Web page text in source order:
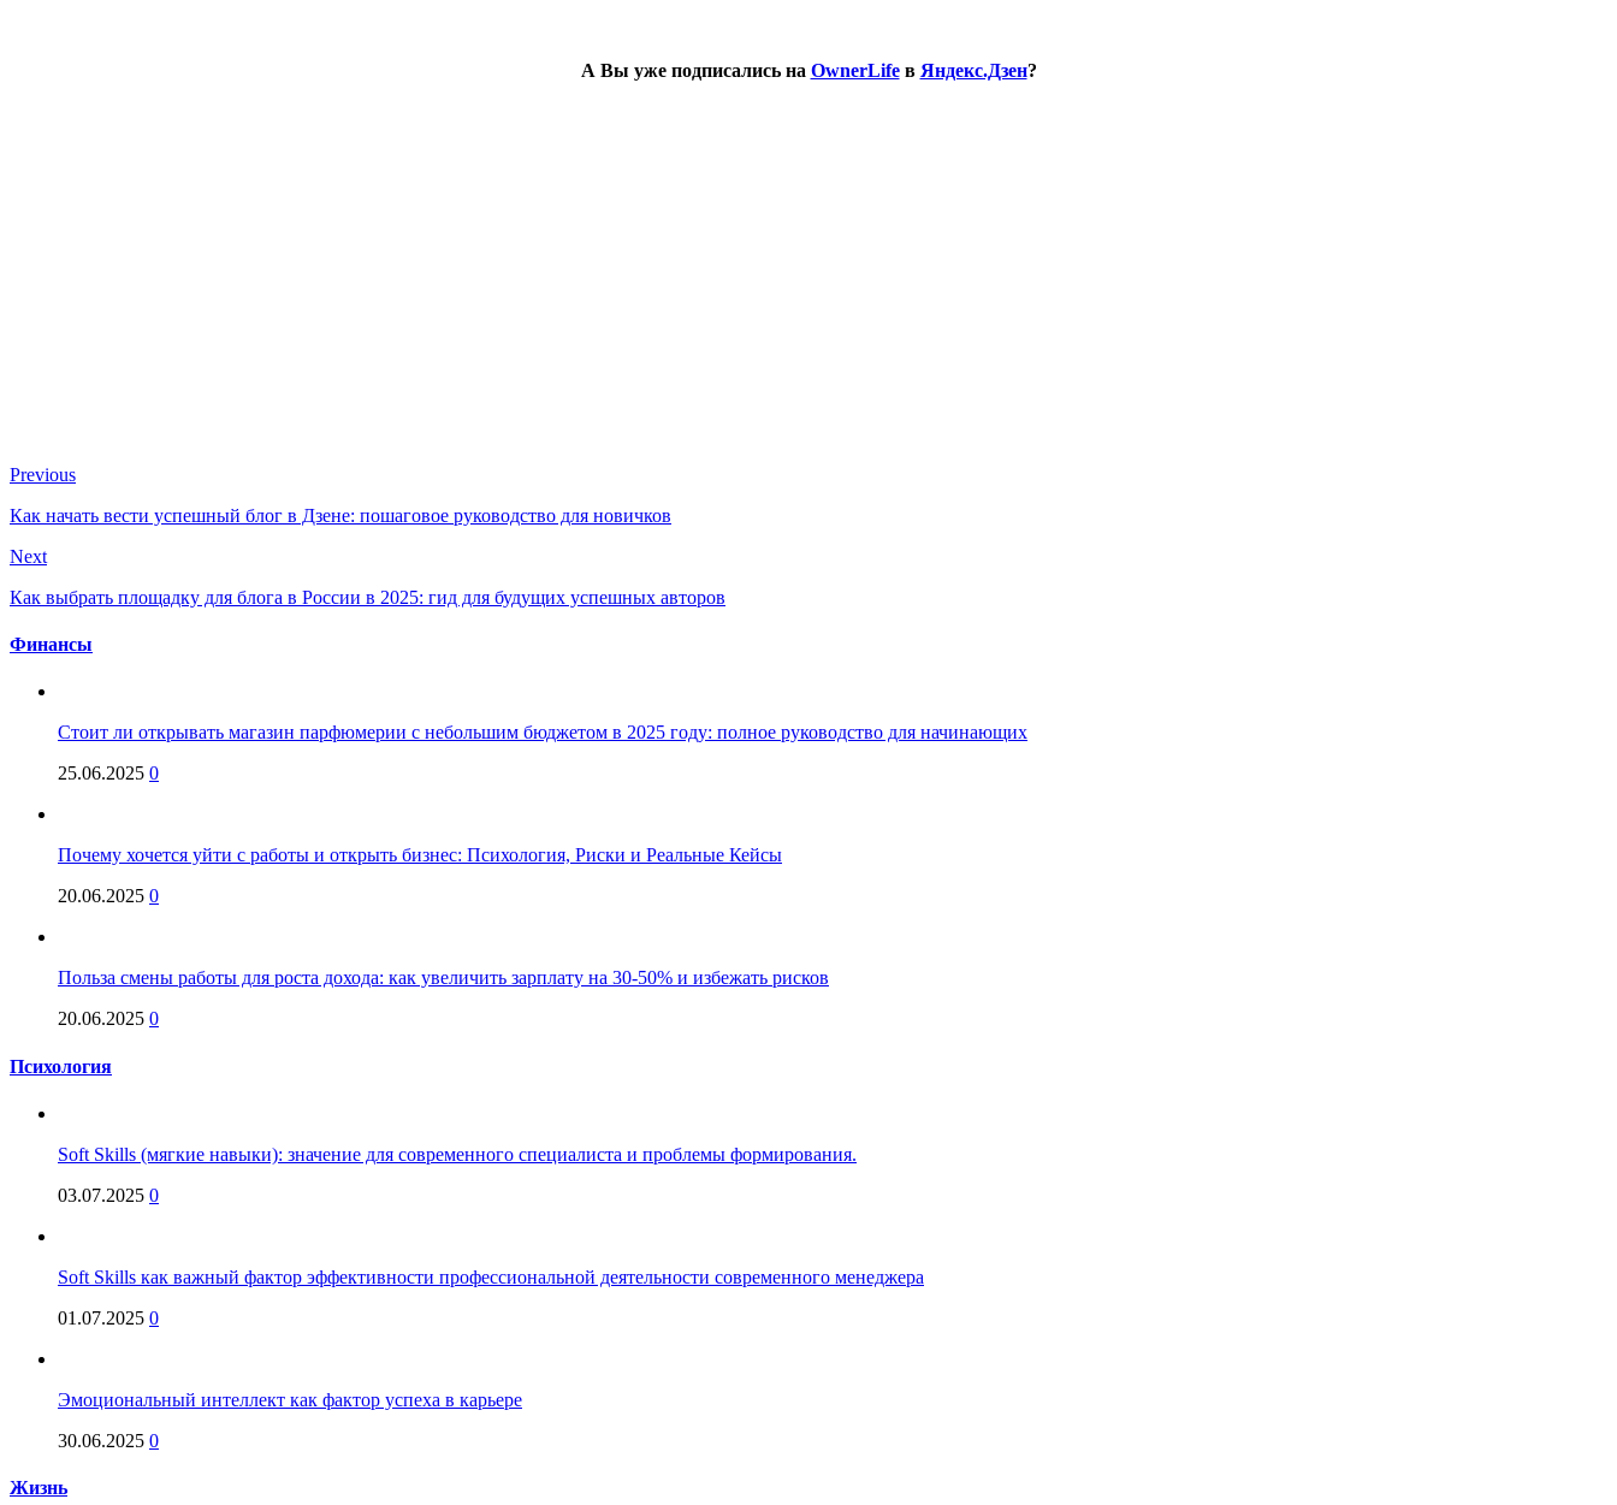
А Вы уже подписались на OwnerLifeв Яндекс.Дзен?
Previous
Как начать вести успешный блог в Дзене: пошаговое руководство для новичков
Next
Как выбрать площадку для блога в России в 2025: гид для будущих успешных авторов
Финансы
Стоит ли открывать магазин парфюмерии с небольшим бюджетом в 2025 году: полное руководство для начинающих
25.06.2025 0
Почему хочется уйти с работы и открыть бизнес: Психология, Риски и Реальные Кейсы
20.06.2025 0
Польза смены работы для роста дохода: как увеличить зарплату на 30-50% и избежать рисков
20.06.2025 0
Психология
Soft Skills (мягкие навыки): значение для современного специалиста и проблемы формирования.
03.07.2025 0
Soft Skills как важный фактор эффективности профессиональной деятельности современного менеджера
01.07.2025 0
Эмоциональный интеллект как фактор успеха в карьере
30.06.2025 0
Жизнь